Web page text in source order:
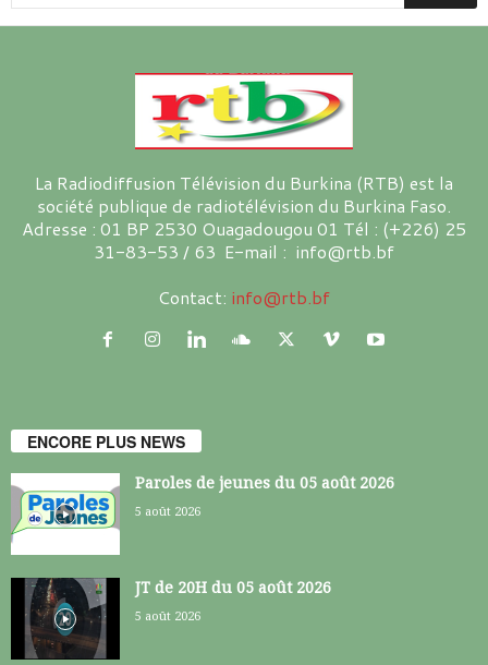
La Radiodiffusion Télévision du Burkina (RTB) est la
société publique de radiotélévision du Burkina Faso.
Adresse : 01 BP 2530 Ouagadougou 01 Tél : (+226) 25
31-83-53 / 63 E-mail : info@rtb.bf
Contact: info@rtb.bf
ENCORE PLUS NEWS
Paroles de jeunes du 05 août 2026
5 août 2026
JT de 20H du 05 août 2026
5 août 2026